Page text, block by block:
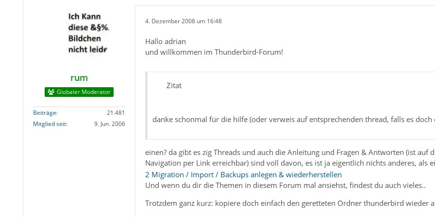
rum
Globaler Moderator
Beiträge
21.481
Mitglied seit
9. Jun. 2006
4. Dezember 2008 um 16:48
Hallo adrian
und willkommen im Thunderbird-Forum!
Zitat
danke schonmal für die hilfe (oder verweis auf entsprechenden thread, falls es doch
einen? da gibt es zig Threads und auch die Anleitung und Fragen & Antworten (ist
Navigation per Link erreichbar) sind voll davon, es ist ja eigentlich nichts anderes, als
2 Migration / Import / Backups anlegen & wiederherstellen
Und wenn du dir die Themen in diesem Forum mal ansiehst, findest du auch vieles..
Trotzdem ganz kurz: kopiere doch einfach den geretteten Ordner thunderbird wieder